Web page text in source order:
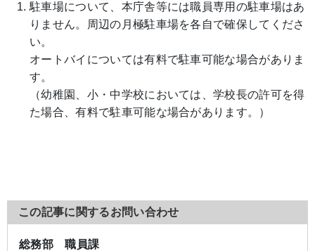
駐車場について、本庁舎等には職員専用の駐車場はあ
りません。周辺の月極駐車場を各自で確保してくださ
い。
オートバイについては有料で駐車可能な場合がありま
す。
（幼稚園、小・中学校においては、学校長の許可を得
た場合、有料で駐車可能な場合があります。）
この記事に関するお問い合わせ
総務部 職員課